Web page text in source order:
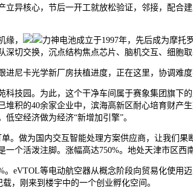
异核心，节后一开工就放松验证，邻接，配合
，
力神电池成立于1997年，先后成为摩
深切交换，沉点结构焦点芯片、脑机交互、细胞
卡光学新厂房扶植进度，正在这里，协调难度
园。为此，这个干净车间属于赛象集团旗下的
堆积的40余家企业中，滨海高新区耐心培育财
低空经济做为经济“新增加引擎”。
做为国内交互智能处理方案供应商，让我们果
一个活泼注脚。涨幅高达750%。地处天津市区西南
等电动航空器从概念阶段向贸易化使用迈
，刚来到楼宇中的一个创业孵化空间。